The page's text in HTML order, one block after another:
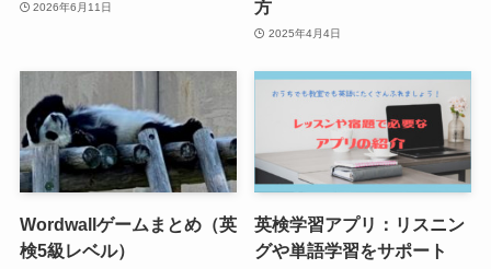
2026年6月11日
方
2025年4月4日
Wordwallゲームまとめ（英
検5級レベル）
英検学習アプリ：リスニン
グや単語学習をサポート